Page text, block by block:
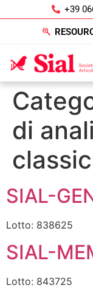
+39
di
SIAL-
Lotto: 838625
SIAL-
Lotto: 843725